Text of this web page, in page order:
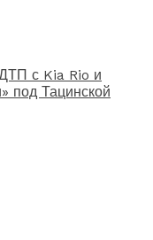
с Kia Rio и
под Тацинской